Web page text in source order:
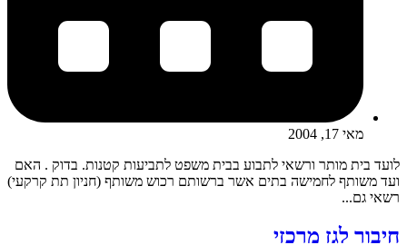
מאי 17, 2004
לועד בית מותר ורשאי לתבוע בבית משפט לתביעות קטנות. בדוק . האם
ועד משותף לחמישה בתים אשר ברשותם רכוש משותף (חניון תת קרקעי)
רשאי גם...
חיבור לגז מרכזי